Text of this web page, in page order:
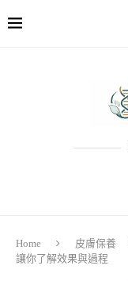
Home 皮膚保養
讓你了解效果與過程